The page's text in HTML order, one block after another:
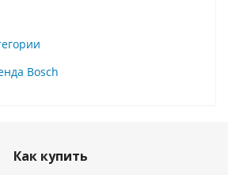
Bosch
Как купить